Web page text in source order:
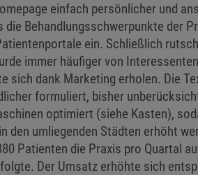
einfach persönlicher und
Behandlungsschwerpunkte der
ein. Schließlich
immer häufiger von
sich dank Marketing erholen. Die
formuliert, bisher
optimiert (siehe Kasten),
den umliegenden Städten erhöht
Patienten die Praxis pro Quartal
Der Umsatz erhöhte sich